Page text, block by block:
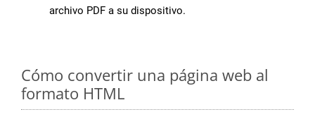
archivo PDF a su dispositivo.
Cómo convertir una página web al
formato HTML